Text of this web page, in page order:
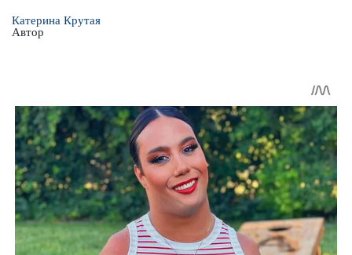
Катерина Крутая
Автор